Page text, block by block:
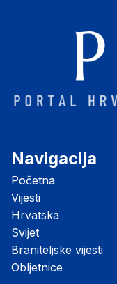
Navigacija
Početna
Vijesti
Hrvatska
Svijet
Braniteljske vijesti
Obljetnice